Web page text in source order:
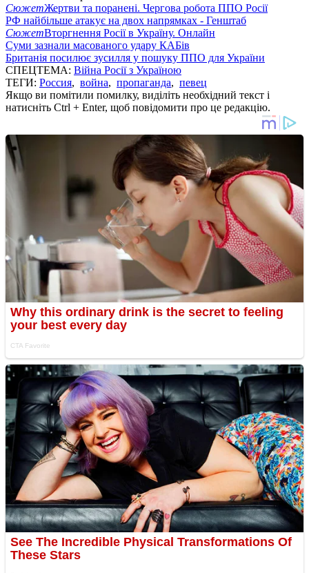
СюжетЖертви та поранені. Чергова робота ППО Росії
РФ найбільше атакує на двох напрямках - Генштаб
СюжетВторгнення Росії в Україну. Онлайн
Суми зазнали масованого удару КАБів
Британія посилює зусилля у пошуку ППО для України
СПЕЦТЕМА: Війна Росії з Україною
ТЕГИ: Россия, война, пропаганда, певец
Якщо ви помітили помилку, виділіть необхідний текст і
натисніть Ctrl + Enter, щоб повідомити про це редакцію.